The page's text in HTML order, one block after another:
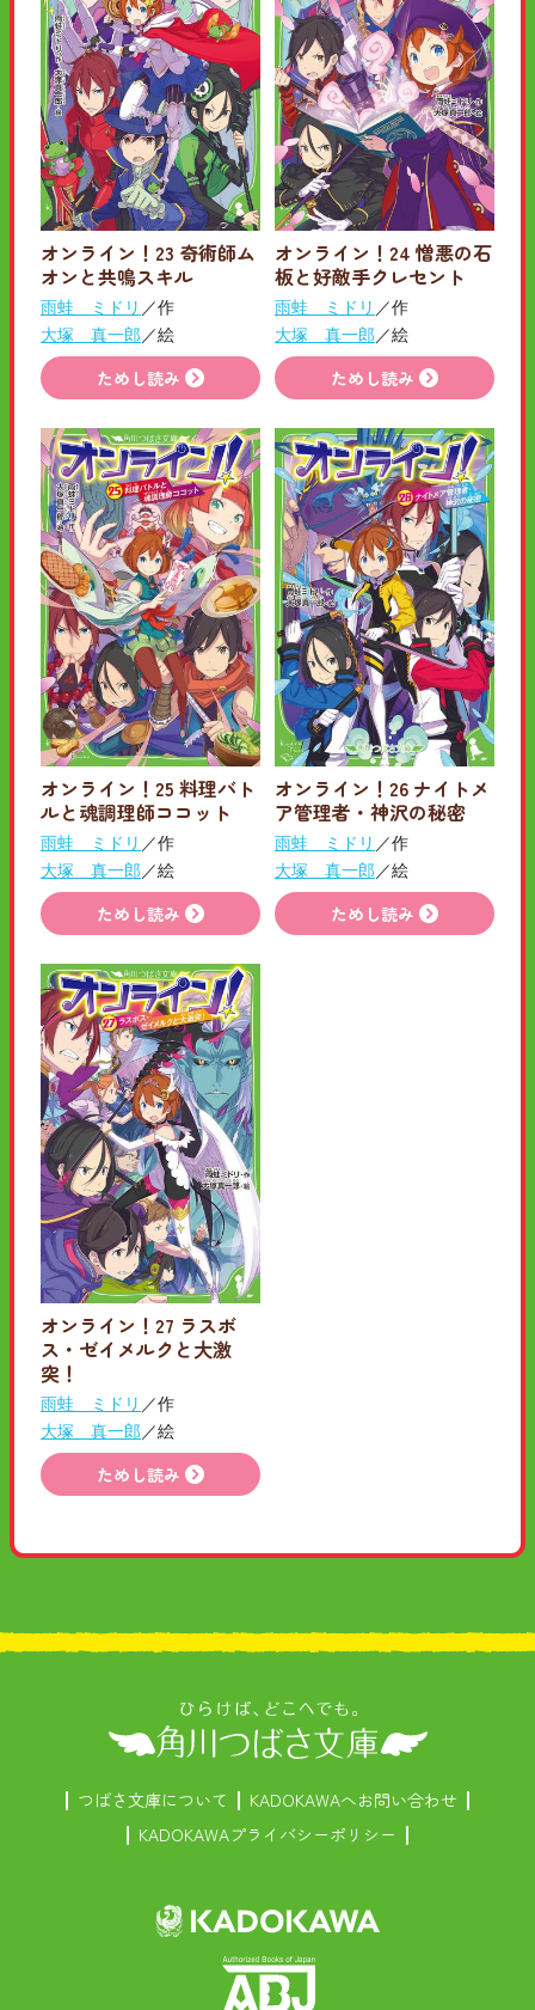
オンライン！23 奇術師ム
オンと共鳴スキル
雨蛙 ミドリ ／作
大塚 真一郎 ／絵
ためし読み
オンライン！24 憎悪の石
板と好敵手クレセント
雨蛙 ミドリ ／作
大塚 真一郎 ／絵
ためし読み
オンライン！25 料理バト
ルと魂調理師ココット
雨蛙 ミドリ ／作
大塚 真一郎／絵
ためし読み
オンライン！26 ナイトメ
ア管理者・神沢の秘密
雨蛙 ミドリ ／作
大塚 真一郎／絵
ためし読み
オンライン！27 ラスボ
ス・ゼイメルクと大激
突！
雨蛙 ミドリ ／作
大塚 真一郎 ／絵
ためし読み
つばさ文庫について
KADOKAWAへお問い合わせ
KADOKAWAプライバシーポリシー